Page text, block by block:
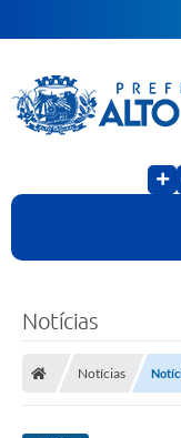
Notícias
Notícias